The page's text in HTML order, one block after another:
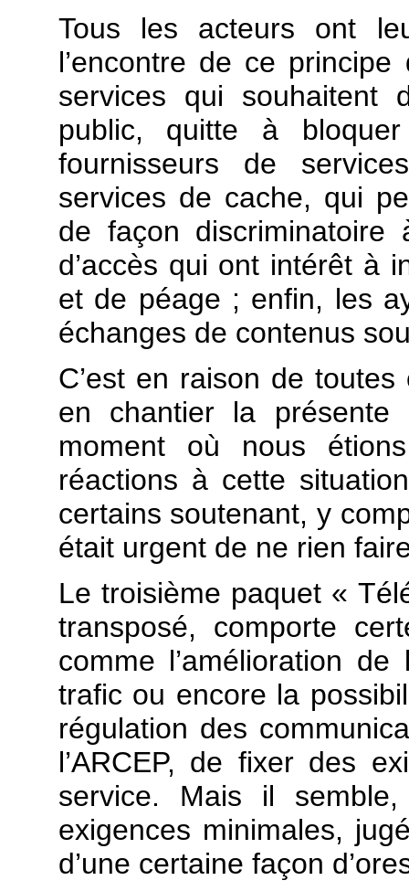
Tous les acteurs ont
l’encontre de ce
services qui souhaitent
public, quitte à
fournisseurs de
services de cache, qui
de façon
d’accès qui ont intérêt à
et de péage ; enfin, les
échanges de contenus
C’est en raison de
en chantier la
moment où nous
réactions à cette
certains soutenant, y
était urgent de ne rien
Le troisième paquet «
transposé, comporte
comme l’amélioration
trafic ou encore la
régulation des
l’ARCEP, de fixer des
service. Mais il semble,
exigences minimales,
d’une certaine façon